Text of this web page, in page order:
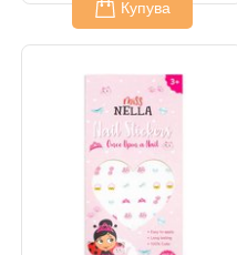
Купува